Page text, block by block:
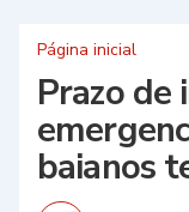
Página inicial
Prazo de
baianos